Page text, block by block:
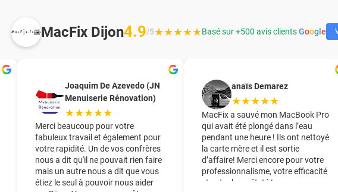
MacFix Dijon4.9/5★★★★★Basé sur +500 avis clientsGoog e
Joaquim De Azevedo (JN
Menuiserie Rénovation)
★★★★★
Merci beaucoup pour votre
fabuleux travail et également pour
votre rapidité. Un de vos confrères
nous a dit qu'il ne pouvait rien faire
mais un autre nous a dit que vous
étiez le seul à pouvoir nous aider
anaïs Demarez
★★★★★
MacFix a sauvé mon MacBook Pro
qui avait été plongé dans l’eau
pendant une heure ! Ils ont nettoyé
la carte mère et il est sortie
d’affaire! Merci encore pour votre
professionnalisme, votre efficacité
et votre honnêteté !